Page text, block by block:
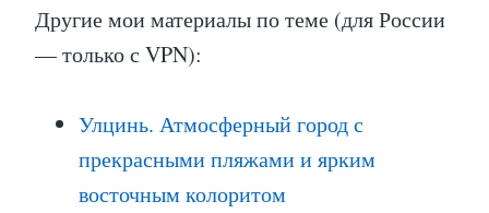
Другие мои материалы по теме (для России
— только с VPN):
Улцинь. Атмосферный город с
прекрасными пляжами и ярким
восточным колоритом